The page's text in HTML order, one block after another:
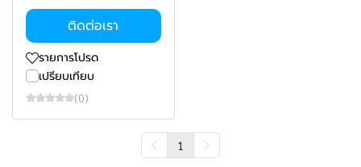
ติดต่อเรา
รายการโปรด
เปรียบเทียบ
(0)
1